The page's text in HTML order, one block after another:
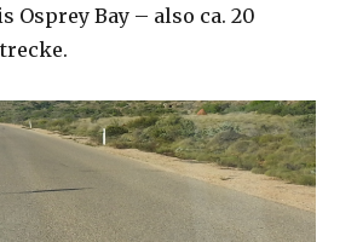
Osprey Bay – also ca. 20